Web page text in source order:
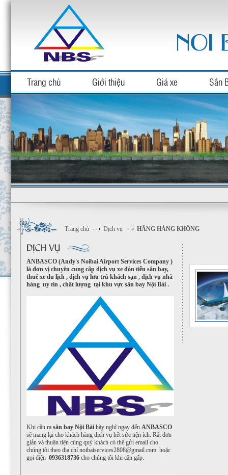
Trang chủ Giới thiệu Giá xe Sân
Trang chủ Dịch vụ HÃNG HÀNG KHÔNG
ANBASCO (Andy's Noibai Airport Services Company )
là đơn vị chuyên cung cấp dịch vụ xe đón tiễn sân bay,
thuê xe du lịch , dịch vụ lưu trú khách sạn , dịch vụ nhà
hàng uy tín , chất lượng tại khu vực sân bay Nội Bài .
Khi cần ra sân bay Nội Bài hãy nghĩ ngay đến ANBASCO
sẽ mang lại cho khách hàng dịch vụ hết sức tiện ích. Rất đơn
giản và thuận tiện cùng quý khách có thể gửi email cho
chúng tôi theo địa chỉ noibaiservices2808@gmail.com hoặc
gọi điện 0936318736 cho chúng tôi khi cần gấp.